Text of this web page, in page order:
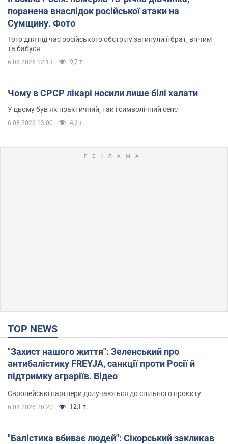
поранена внаслідок російської атаки на
Сумщину. Фото
Того дня під час російського обстрілу загинули її брат, вітчим
та бабуся
6.08.2026 12:13 9,7 т.
Чому в СРСР лікарі носили лише білі халати
У цьому був як практичний, так і символічний сенс
6.08.2026 13:00 4,3 т.
TOP NEWS
"Захист нашого життя": Зеленський про
антибалістику FREYJA, санкції проти Росії й
підтримку аграріїв. Відео
Європейські партнери долучаються до спільного проєкту
6.08.2026 20:20 12,1 т.
"Балістика вбиває людей": Сікорський закликав